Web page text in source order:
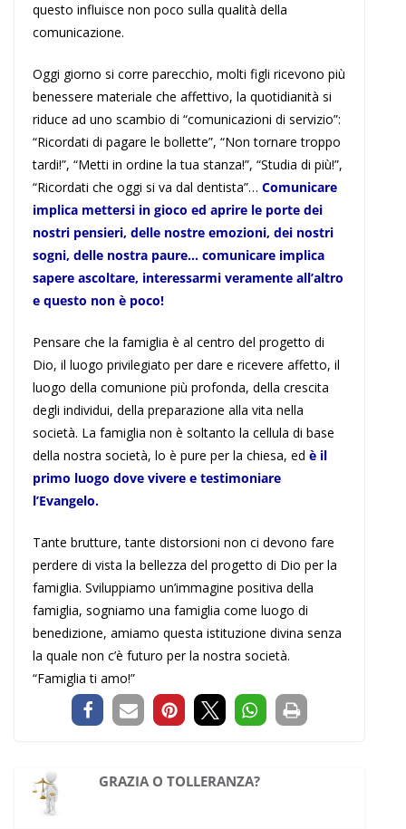
questo influisce non poco sulla qualità della
comunicazione.
Oggi giorno si corre parecchio, molti figli ricevono più
benessere materiale che affettivo, la quotidianità si
riduce ad uno scambio di “comunicazioni di servizio”:
“Ricordati di pagare le bollette”, “Non tornare troppo
tardi!”, “Metti in ordine la tua stanza!”, “Studia di più!”,
“Ricordati che oggi si va dal dentista”… Comunicare
implica mettersi in gioco ed aprire le porte dei
nostri pensieri, delle nostre emozioni, dei nostri
sogni, delle nostra paure… comunicare implica
sapere ascoltare, interessarmi veramente all’altro
e questo non è poco!
Pensare che la famiglia è al centro del progetto di
Dio, il luogo privilegiato per dare e ricevere affetto, il
luogo della comunione più profonda, della crescita
degli individui, della preparazione alla vita nella
società. La famiglia non è soltanto la cellula di base
della nostra società, lo è pure per la chiesa, ed è il
primo luogo dove vivere e testimoniare
l’Evangelo.
Tante brutture, tante distorsioni non ci devono fare
perdere di vista la bellezza del progetto di Dio per la
famiglia. Sviluppiamo un’immagine positiva della
famiglia, sogniamo una famiglia come luogo di
benedizione, amiamo questa istituzione divina senza
la quale non c’è futuro per la nostra società.
“Famiglia ti amo!”
GRAZIA O TOLLERANZA?